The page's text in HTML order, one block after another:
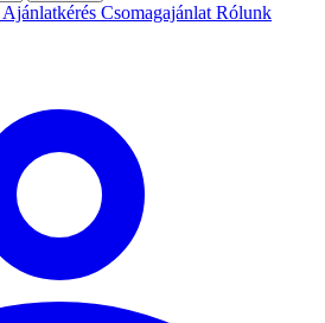
Ajánlatkérés Csomagajánlat Rólunk